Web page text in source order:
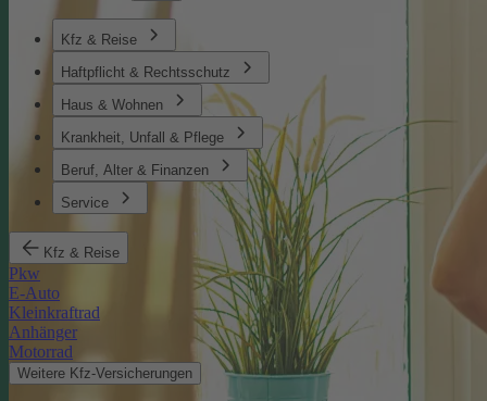
Kfz & Reise
Haftpflicht & Rechtsschutz
Haus & Wohnen
Krankheit, Unfall & Pflege
Beruf, Alter & Finanzen
Service
Kfz & Reise
Pkw
E-Auto
Kleinkraftrad
Anhänger
Motorrad
Weitere Kfz-Versicherungen